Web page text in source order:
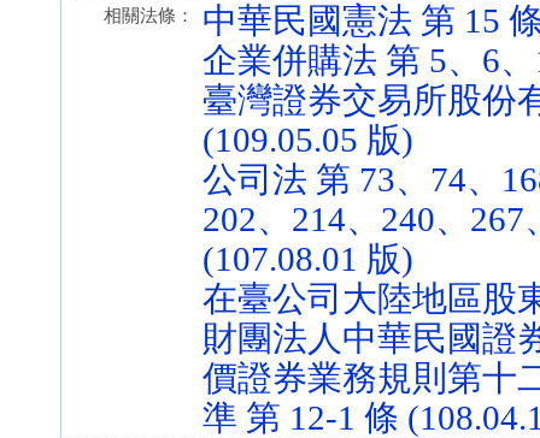
相關法條：
中華民國憲法 第 15
企業併購法 第 5、6
臺灣證券交易所股份
(109.05.05 版)
公司法 第 73、74、
202、214、240、
(107.08.01 版)
在臺公司大陸地區股
財團法人中華民國證
價證券業務規則第十
準 第 12-1 條